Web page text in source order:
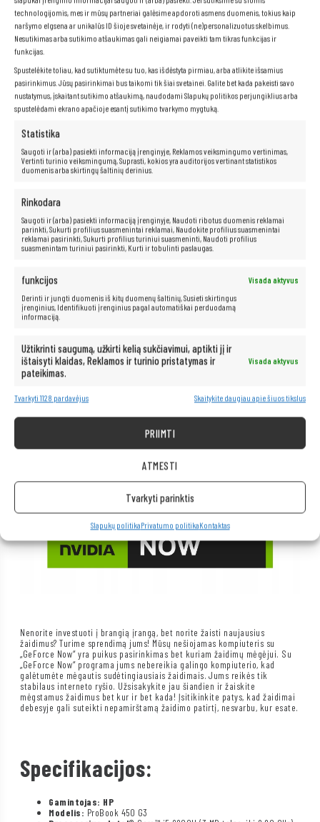
technologijomis, mes ir mūsų partneriai galėsime apdoroti asmens duomenis, tokius kaip
naršymo elgsena ar unikalūs ID šioje svetainėje, ir rodyti (ne)personalizuotus skelbimus.
Nesutikimas arba sutikimo atšaukimas gali neigiamai paveikti tam tikras funkcijas ir
funkcijas.
Spustelėkite toliau, kad sutiktumėte su tuo, kas išdėstyta pirmiau, arba atlikite išsamius
pasirinkimus. Jūsų pasirinkimai bus taikomi tik šiai svetainei. Galite bet kada pakeisti savo
nustatymus, įskaitant sutikimo atšaukimą, naudodami Slapukų politikos perjungiklius arba
spustelėdami ekrano apačioje esantį sutikimo tvarkymo mygtuką.
Statistika
Saugoti ir (arba) pasiekti informaciją įrenginyje, Reklamos veiksmingumo vertinimas,
Vertinti turinio veiksmingumą, Suprasti, kokios yra auditorijos vertinant statistikos
duomenis arba skirtingų šaltinių derinius.
Rinkodara
Saugoti ir (arba) pasiekti informaciją įrenginyje, Naudoti ribotus duomenis reklamai
parinkti, Sukurti profilius suasmenintai reklamai, Naudokite profilius suasmenintai
reklamai pasirinkti, Sukurti profilius turiniui suasmeninti, Naudoti profilius
suasmenintam turiniui pasirinkti, Kurti ir tobulinti paslaugas.
funkcijos
Visada aktyvus
Derinti ir jungti duomenis iš kitų duomenų šaltinių, Susieti skirtingus
įrenginius, Identifikuoti įrenginius pagal automatiškai perduodamą
informaciją.
Užtikrinti saugumą, užkirti kelią sukčiavimui, aptikti jį ir
ištaisyti klaidas, Reklamos ir turinio pristatymas ir
pateikimas.
Visada aktyvus
Tvarkyti 1128 pardavėjus Skaitykite daugiau apie šiuos tikslus
PRIIMTI
ATMESTI
Tvarkyti parinktis
Slapukų politikaPrivatumo politikaKontaktas
Dėka matinio ekrano, neturėsite jokių problemų su šviesos
atspindžiais, todėl galėsite laisvai dirbti įvairiomis sąlygomis, tiek
patalpoje, tiek lauke.Matinis ekranastaip pat yra daug mažiau
varginantis akims, todėl galėsite dirbti ilgiau ir patogiau, nejausdami
diskomforto.
Neribotos multimedijos galimybės yra
po ranka!
Kompiuteris taip pat idealiai tinka visoms multimedijos programoms.
„Facebook“.
Nenorite investuoti į brangią įrangą, bet norite žaisti naujausius
žaidimus? Turime sprendimą jums! Mūsų nešiojamas kompiuteris su
„GeForce Now“ yra puikus pasirinkimas bet kuriam žaidimų mėgėjui. Su
„GeForce Now“ programa jums nebereikia galingo kompiuterio, kad
galėtumėte mėgautis sudėtingiausiais žaidimais. Jums reikės tik
stabilaus interneto ryšio. Užsisakykite jau šiandien ir žaiskite
mėgstamus žaidimus bet kur ir bet kada! Įsitikinkite patys, kad žaidimai
debesyje gali suteikti nepamirštamą žaidimo patirtį, nesvarbu, kur esate.
Specifikacijos:
Gamintojas: HP
Modelis: ProBook 450 G3